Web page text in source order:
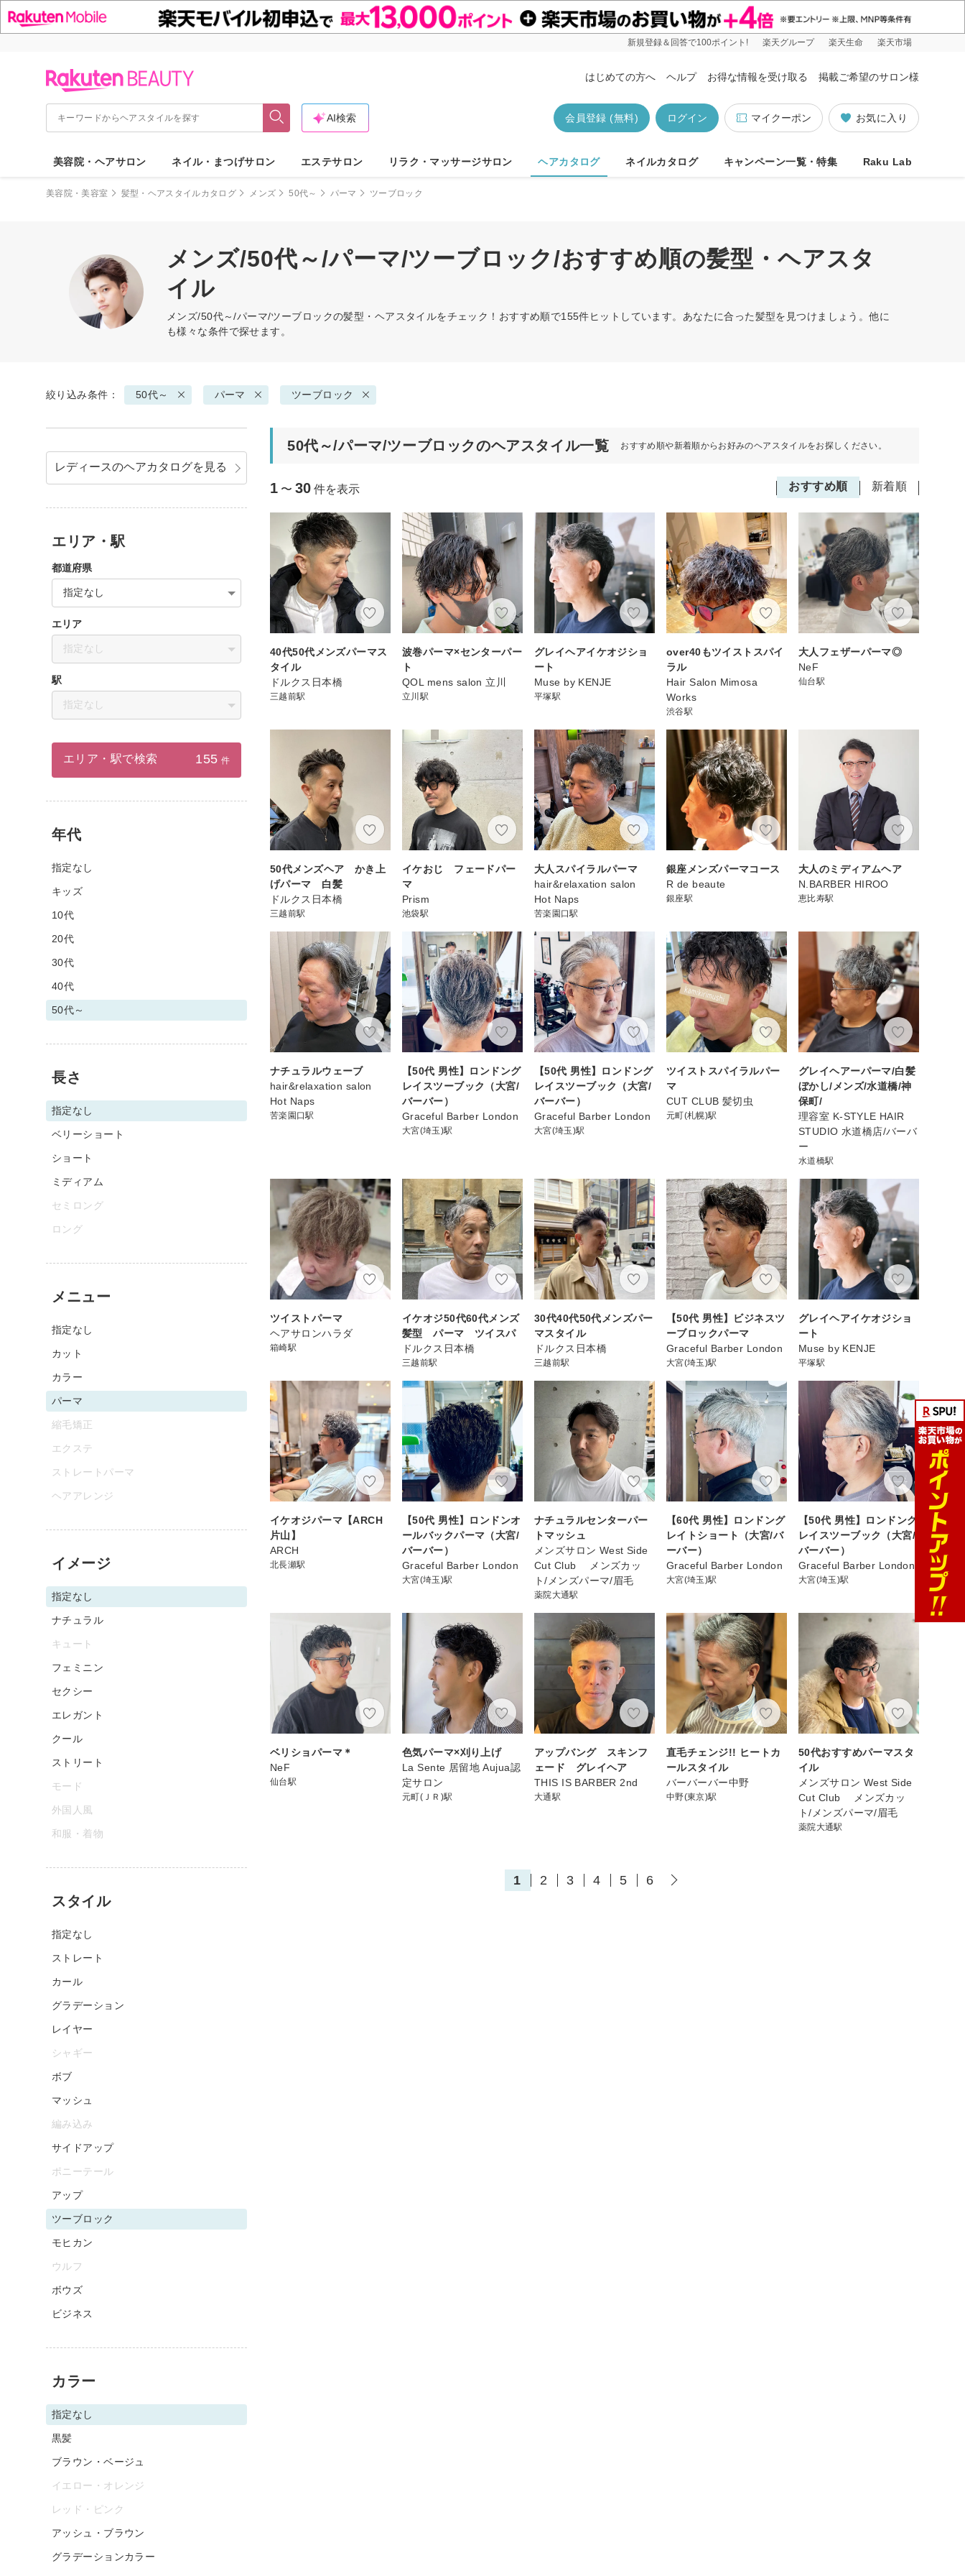
新規登録＆回答で100ポイント! 楽天グループ 楽天生命 楽天市場
はじめての方へ ヘルプ お得な情報を受け取る 掲載ご希望のサロン様
お気に入り
マイクーポン
ログイン
会員登録 (無料)
AI検索
美容院・ヘアサロン ネイル・まつげサロン エステサロン リラク・マッサージサロン ヘアカタログ ネイルカタログ キャンペーン一覧・特集 Raku Lab
美容院・美容室 髪型・ヘアスタイルカタログ メンズ 50代～ パーマ ツーブロック
メンズ/50代～/パーマ/ツーブロック/おすすめ順の髪型・ヘアスタ
イル
メンズ/50代～/パーマ/ツーブロックの髪型・ヘアスタイルをチェック！おすすめ順で155件ヒットしています。あなたに合った髪型を見つけましょう。他に
も様々な条件で探せます。
絞り込み条件： 50代～ パーマ ツーブロック
50代～/パーマ/ツーブロックのヘアスタイル一覧 おすすめ順や新着順からお好みのヘアスタイルをお探しください。
おすすめ順 新着順
1 〜 30 件を表示
40代50代メンズパーマス
タイル
ドルクス日本橋
三越前駅
波巻パーマ×センターパー
ト
QOL mens salon 立川
立川駅
グレイヘアイケオジショ
ート
Muse by KENJE
平塚駅
over40もツイストスパイ
ラル
Hair Salon Mimosa
Works
渋谷駅
大人フェザーパーマ◎
NeF
仙台駅
50代メンズヘア かき上
げパーマ 白髪
ドルクス日本橋
三越前駅
イケおじ フェードパー
マ
Prism
池袋駅
大人スパイラルパーマ
hair&relaxation salon
Hot Naps
苦楽園口駅
銀座メンズパーマコース
R de beaute
銀座駅
大人のミディアムヘア
N.BARBER HIROO
恵比寿駅
ナチュラルウェーブ
hair&relaxation salon
Hot Naps
苦楽園口駅
【50代 男性】ロンドング
レイスツーブック（大宮/
バーバー）
Graceful Barber London
大宮(埼玉)駅
【50代 男性】ロンドング
レイスツーブック（大宮/
バーバー）
Graceful Barber London
大宮(埼玉)駅
ツイストスパイラルパー
マ
CUT CLUB 髪切虫
元町(札幌)駅
グレイヘアーパーマ/白髪
ぼかし/メンズ/水道橋/神
保町/
理容室 K-STYLE HAIR
STUDIO 水道橋店/バーバ
ー
水道橋駅
ツイストパーマ
ヘアサロンハラダ
箱崎駅
イケオジ50代60代メンズ
髪型 パーマ ツイスパ
ドルクス日本橋
三越前駅
30代40代50代メンズパー
マスタイル
ドルクス日本橋
三越前駅
【50代 男性】ビジネスツ
ーブロックパーマ
Graceful Barber London
大宮(埼玉)駅
グレイヘアイケオジショ
ート
Muse by KENJE
平塚駅
イケオジパーマ【ARCH
片山】
ARCH
北長瀬駅
【50代 男性】ロンドンオ
ールバックパーマ（大宮/
バーバー）
Graceful Barber London
大宮(埼玉)駅
ナチュラルセンターパー
トマッシュ
メンズサロン West Side
Cut Club メンズカッ
ト/メンズパーマ/眉毛
薬院大通駅
【60代 男性】ロンドング
レイトショート（大宮/バ
ーバー）
Graceful Barber London
大宮(埼玉)駅
【50代 男性】ロンドング
レイスツーブック（大宮/
バーバー）
Graceful Barber London
大宮(埼玉)駅
ベリショパーマ＊
NeF
仙台駅
色気パーマ×刈り上げ
La Sente 居留地 Aujua認
定サロン
元町(ＪＲ)駅
アップバング スキンフ
ェード グレイヘア
THIS IS BARBER 2nd
大通駅
直毛チェンジ!! ヒートカ
ールスタイル
バーバーバー中野
中野(東京)駅
50代おすすめパーマスタ
イル
メンズサロン West Side
Cut Club メンズカッ
ト/メンズパーマ/眉毛
薬院大通駅
1 2 3 4 5 6
レディースのヘアカタログを見る
エリア・駅
都道府県
指定なし
エリア
指定なし
駅
指定なし
エリア・駅で検索 155 件
年代
指定なし
キッズ
10代
20代
30代
40代
50代～
長さ
指定なし
ベリーショート
ショート
ミディアム
セミロング
ロング
メニュー
指定なし
カット
カラー
パーマ
縮毛矯正
エクステ
ストレートパーマ
ヘアアレンジ
イメージ
指定なし
ナチュラル
キュート
フェミニン
セクシー
エレガント
クール
ストリート
モード
外国人風
和服・着物
スタイル
指定なし
ストレート
カール
グラデーション
レイヤー
シャギー
ボブ
マッシュ
編み込み
サイドアップ
ポニーテール
アップ
ツーブロック
モヒカン
ウルフ
ボウズ
ビジネス
カラー
指定なし
黒髪
ブラウン・ベージュ
イエロー・オレンジ
レッド・ピンク
アッシュ・ブラウン
グラデーションカラー